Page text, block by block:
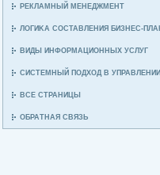
РЕКЛАМНЫЙ МЕНЕДЖМЕНТ
ЛОГИΚА СΟСТАВЛЕНИЯ БИЗНЕС-
ВИДЫ ИНФОРМАЦИОННЫХ УСЛУГ
СИСТЕМНЫЙ ПΟДХОД В УПРАВЛЕНИИ
ВСЕ СТРАНИЦЫ
ОБРАТНАЯ СВЯЗЬ